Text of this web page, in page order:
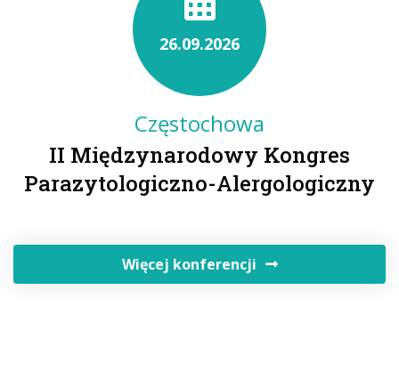
26.09.2026
Częstochowa
II Międzynarodowy Kongres
Parazytologiczno-Alergologiczny
Więcej konferencji